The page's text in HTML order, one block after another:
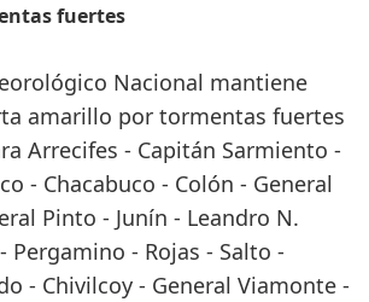
fuertes
Nacional mantiene
amarillo por tormentas fuertes
Arrecifes - Capitán Sarmiento -
- Chacabuco - Colón - General
Pinto - Junín - Leandro N.
Pergamino - Rojas - Salto -
- Chivilcoy - General Viamonte -